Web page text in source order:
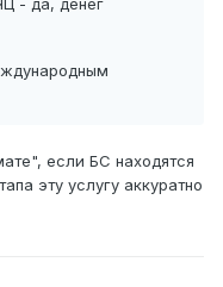
- да, денег
если БС находятся
эту услугу аккуратно